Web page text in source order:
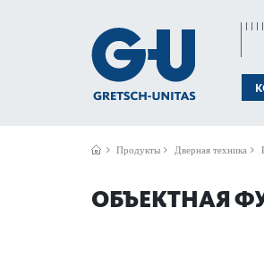
Продукты Дверная техника
ОБЪЕКТНАЯ